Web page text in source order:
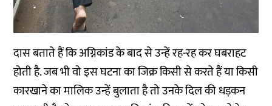
दास बताते हैं कि अग्निकांड के बाद से उन्हें रह-रह कर घबराहट
होती है. जब भी वो इस घटना का जिक्र किसी से करते हैं या किसी
कारखाने का मालिक उन्हें बुलाता है तो उनके दिल की धड़कन